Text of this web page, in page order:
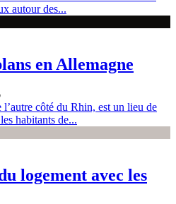
autour des...
en Allemagne
côté du Rhin, est un lieu de
habitants de...
logement avec les